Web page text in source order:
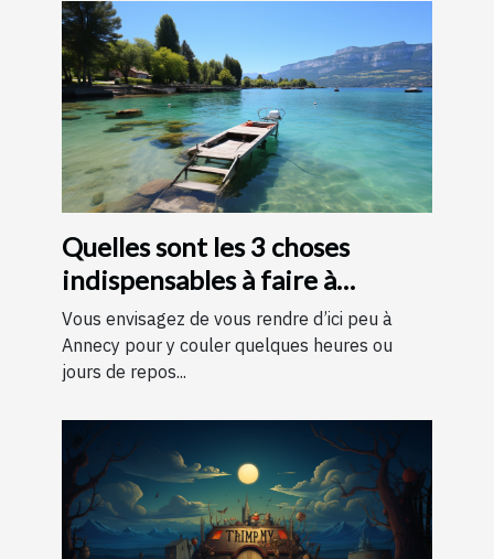
Quelles sont les 3 choses
indispensables à faire à
Annecy ?
Vous envisagez de vous rendre d’ici peu à
Annecy pour y couler quelques heures ou
jours de repos...